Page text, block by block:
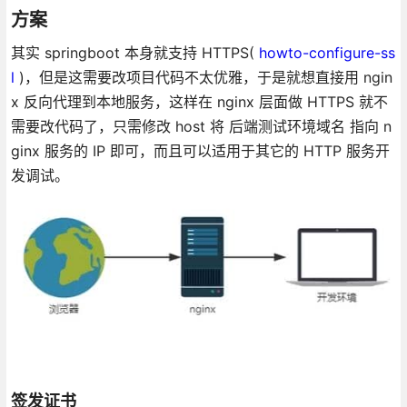
方案
其实 springboot 本身就支持 HTTPS( howto-configure-ss
l )，但是这需要改项目代码不太优雅，于是就想直接用 ngin
x 反向代理到本地服务，这样在 nginx 层面做 HTTPS 就不
需要改代码了，只需修改 host 将 后端测试环境域名 指向 n
ginx 服务的 IP 即可，而且可以适用于其它的 HTTP 服务开
发调试。
签发证书